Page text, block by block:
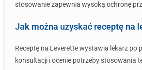
stosowanie zapewnia wysoką ochronę
Jak można uzyskać receptę na
Receptę na Leverette wystawia lekarz po
konsultacji i ocenie potrzeby stosowania